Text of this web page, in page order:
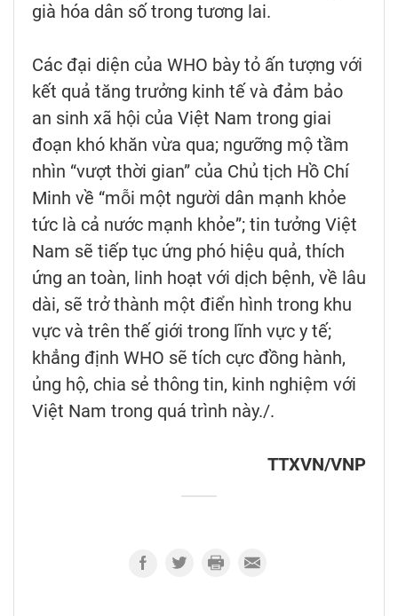
già hóa dân số trong tương lai.
Các đại diện của WHO bày tỏ ấn tượng với
kết quả tăng trưởng kinh tế và đảm bảo
an sinh xã hội của Việt Nam trong giai
đoạn khó khăn vừa qua; ngưỡng mộ tầm
nhìn “vượt thời gian” của Chủ tịch Hồ Chí
Minh về “mỗi một người dân mạnh khỏe
tức là cả nước mạnh khỏe”; tin tưởng Việt
Nam sẽ tiếp tục ứng phó hiệu quả, thích
ứng an toàn, linh hoạt với dịch bệnh, về lâu
dài, sẽ trở thành một điển hình trong khu
vực và trên thế giới trong lĩnh vực y tế;
khẳng định WHO sẽ tích cực đồng hành,
ủng hộ, chia sẻ thông tin, kinh nghiệm với
Việt Nam trong quá trình này./.
TTXVN/VNP